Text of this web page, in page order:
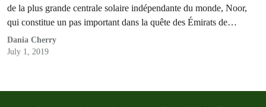
de la plus grande centrale solaire indépendante du monde, Noor,
qui constitue un pas important dans la quête des Émirats de
diversifier ses sources d'énergie loin du pétrole.
Dania Cherry
July 1, 2019